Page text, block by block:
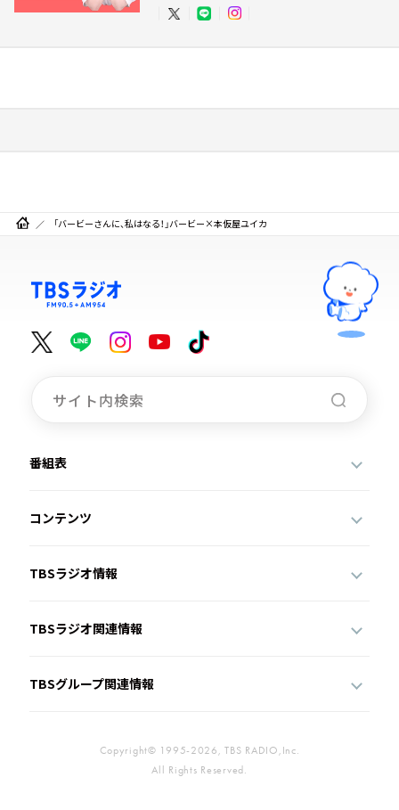
「バービーさんに、私はなる！」バービー×本仮屋ユイカ
番組表
コンテンツ
TBSラジオ情報
TBSラジオ関連情報
TBSグループ関連情報
Copyright© 1995-2026, TBS RADIO,Inc.
All Rights Reserved.